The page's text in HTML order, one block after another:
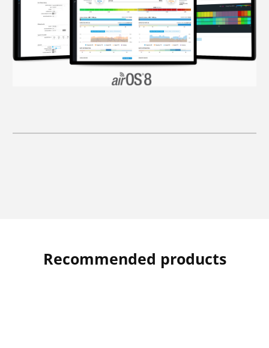
Recommended products